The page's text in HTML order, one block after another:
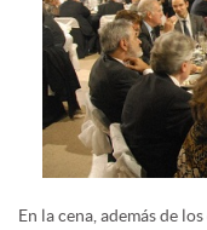
En la cena, además de